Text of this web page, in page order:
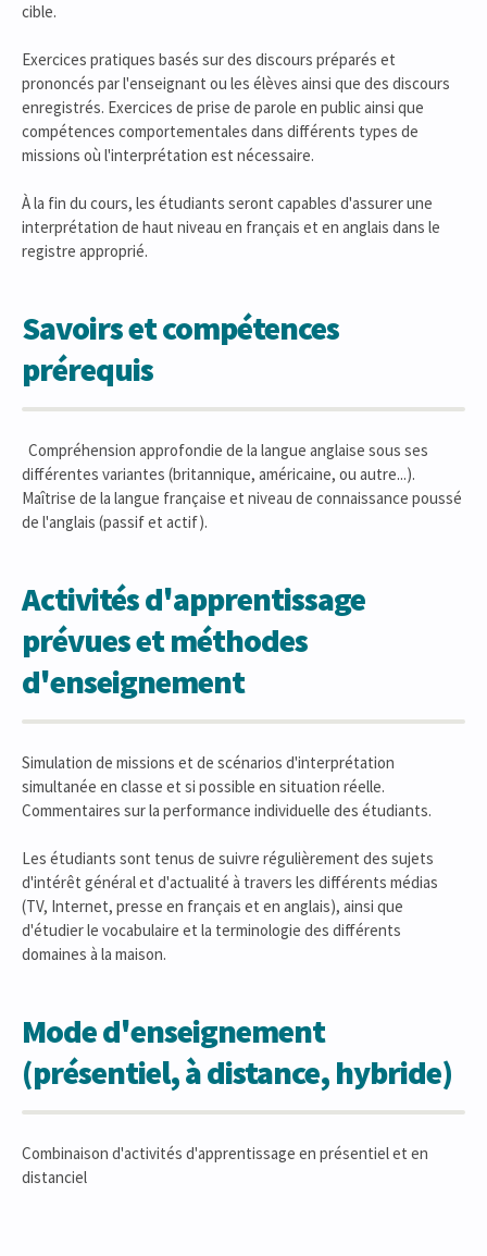
cible.
Exercices pratiques basés sur des discours préparés et
prononcés par l'enseignant ou les élèves ainsi que des discours
enregistrés. Exercices de prise de parole en public ainsi que
compétences comportementales dans différents types de
missions où l'interprétation est nécessaire.
À la fin du cours, les étudiants seront capables d'assurer une
interprétation de haut niveau en français et en anglais dans le
registre approprié.
Savoirs et compétences
prérequis
Compréhension approfondie de la langue anglaise sous ses
différentes variantes (britannique, américaine, ou autre...).
Maîtrise de la langue française et niveau de connaissance poussé
de l'anglais (passif et actif).
Activités d'apprentissage
prévues et méthodes
d'enseignement
Simulation de missions et de scénarios d'interprétation
simultanée en classe et si possible en situation réelle.
Commentaires sur la performance individuelle des étudiants.
Les étudiants sont tenus de suivre régulièrement des sujets
d'intérêt général et d'actualité à travers les différents médias
(TV, Internet, presse en français et en anglais), ainsi que
d'étudier le vocabulaire et la terminologie des différents
domaines à la maison.
Mode d'enseignement
(présentiel, à distance, hybride)
Combinaison d'activités d'apprentissage en présentiel et en
distanciel